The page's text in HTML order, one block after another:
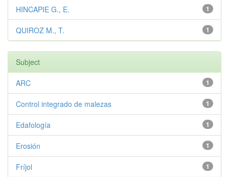
1
HINCAPIE G., E.
1
QUIROZ M., T.
Subject
1
ARC
1
Control integrado de malezas
1
Edafología
1
Erosión
1
Fríjol